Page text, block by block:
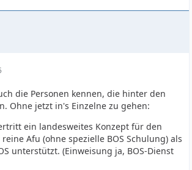
die Personen kennen, die hinter den
Ohne jetzt in's Einzelne zu gehen:
ein landesweites Konzept für den
Afu (ohne spezielle BOS Schulung) als
unterstützt. (Einweisung ja, BOS-Dienst